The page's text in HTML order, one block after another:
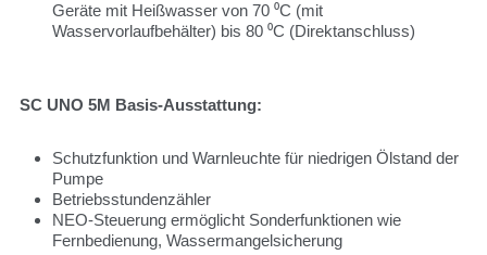
Geräte mit Heißwasser von 70 ⁰C (mit
Wasservorlaufbehälter) bis 80 ⁰C (Direktanschluss)
SC UNO 5M Basis-Ausstattung:
Schutzfunktion und Warnleuchte für niedrigen Ölstand der
Pumpe
Betriebsstundenzähler
NEO-Steuerung ermöglicht Sonderfunktionen wie
Fernbedienung, Wassermangelsicherung